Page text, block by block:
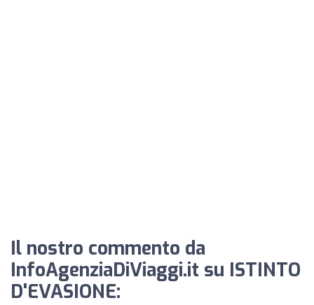
Il nostro commento da
InfoAgenziaDiViaggi.it su ISTINTO
D'EVASIONE: